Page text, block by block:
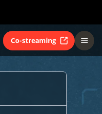
Co-streaming